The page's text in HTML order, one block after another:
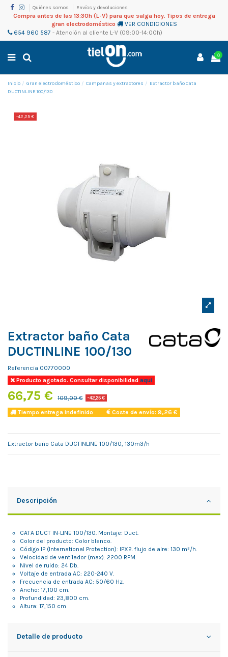
Quiénes somos Envíos y devoluciones
Compra antes de las 13:30h (L-V) para que salga hoy. Tipos de entrega
gran electrodoméstico
VER CONDICIONES
654 960 587 - Atención al cliente L-V (09:00-14:00h)
0
Inicio Gran electrodoméstico Campanas y extractores
Extractor baño Cata
DUCTINLINE 100/130
-42,25 €
Extractor baño Cata
DUCTINLINE 100/130
Referencia 00770000
Producto agotado. Consultar disponibilidadaqui
66,75 € 109,00 € -42,25 €
Tiempo entrega indefinido Coste de envío: 9,26 €
Extractor baño Cata DUCTINLINE 100/130, 130m3/h
Descripción
CATA DUCT IN-LINE 100/130. Montaje: Duct.
Color del producto: Color blanco.
Código IP (International Protection): IPX2. flujo de aire: 130 m³/h.
Velocidad de ventilador (max): 2200 RPM.
Nivel de ruido: 24 Db.
Voltaje de entrada AC: 220-240 V.
Frecuencia de entrada AC: 50/60 Hz.
Ancho: 17,100 cm.
Profundidad: 23,800 cm.
Altura: 17,150 cm
Detalle de producto